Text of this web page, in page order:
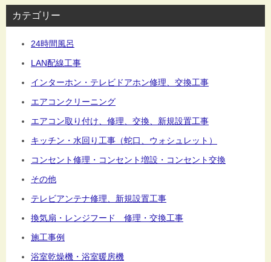
カテゴリー
24時間風呂
LAN配線工事
インターホン・テレビドアホン修理、交換工事
エアコンクリーニング
エアコン取り付け、修理、交換、新規設置工事
キッチン・水回り工事（蛇口、ウォシュレット）
コンセント修理・コンセント増設・コンセント交換
その他
テレビアンテナ修理、新規設置工事
換気扇・レンジフード 修理・交換工事
施工事例
浴室乾燥機・浴室暖房機